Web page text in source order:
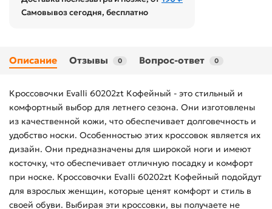
Самовывоз сегодня, бесплатно
Описание Отзывы 0 Вопрос-ответ 0
Кроссовочки Evalli 60202zt Кофейный - это стильный и
комфортный выбор для летнего сезона. Они изготовлены
из качественной кожи, что обеспечивает долговечность и
удобство носки. Особенностью этих кроссовок является их
дизайн. Они предназначены для широкой ноги и имеют
косточку, что обеспечивает отличную посадку и комфорт
при носке. Кроссовочки Evalli 60202zt Кофейный подойдут
для взрослых женщин, которые ценят комфорт и стиль в
своей обуви. Выбирая эти кроссовки, вы получаете не